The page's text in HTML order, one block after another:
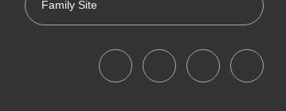
Family Site
대한어머니회